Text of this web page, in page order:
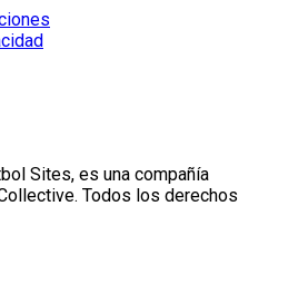
Sites, es una compañía
Todos los derechos